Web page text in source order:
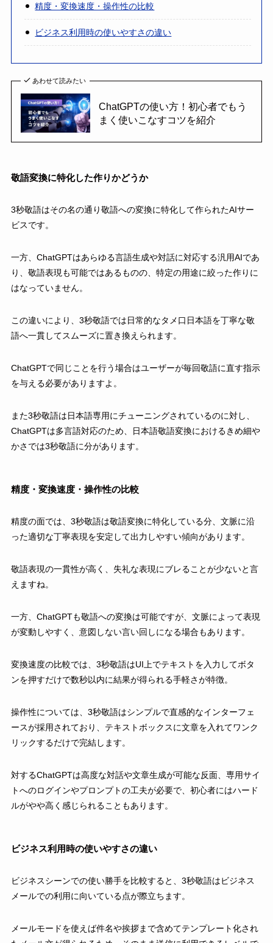
精度・変換速度・操作性の比較
ビジネス利用時の使いやすさの違い
あわせて読みたい
ChatGPTの使い方！初心者でもう
まく使いこなすコツを紹介
敬語変換に特化した作りかどうか
3秒敬語はその名の通り敬語への変換に特化して作られたAIサー
ビスです。
一方、ChatGPTはあらゆる言語生成や対話に対応する汎用AIであ
り、敬語表現も可能ではあるものの、特定の用途に絞った作りに
はなっていません。
この違いにより、3秒敬語では日常的なタメ口日本語を丁寧な敬
語へ一貫してスムーズに置き換えられます。
ChatGPTで同じことを行う場合はユーザーが毎回敬語に直す指示
を与える必要がありますよ。
また3秒敬語は日本語専用にチューニングされているのに対し、
ChatGPTは多言語対応のため、日本語敬語変換におけるきめ細や
かさでは3秒敬語に分があります。
精度・変換速度・操作性の比較
精度の面では、3秒敬語は敬語変換に特化している分、文脈に沿
った適切な丁寧表現を安定して出力しやすい傾向があります。
敬語表現の一貫性が高く、失礼な表現にブレることが少ないと言
えますね。
一方、ChatGPTも敬語への変換は可能ですが、文脈によって表現
が変動しやすく、意図しない言い回しになる場合もあります。
変換速度の比較では、3秒敬語はUI上でテキストを入力してボタ
ンを押すだけで数秒以内に結果が得られる手軽さが特徴。
操作性については、3秒敬語はシンプルで直感的なインターフェ
ースが採用されており、テキストボックスに文章を入れてワンク
リックするだけで完結します。
対するChatGPTは高度な対話や文章生成が可能な反面、専用サイ
トへのログインやプロンプトの工夫が必要で、初心者にはハード
ルがやや高く感じられることもあります。
ビジネス利用時の使いやすさの違い
ビジネスシーンでの使い勝手を比較すると、3秒敬語はビジネス
メールでの利用に向いている点が際立ちます。
メールモードを使えば件名や挨拶まで含めてテンプレート化され